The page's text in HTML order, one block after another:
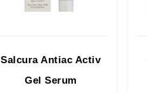
Salcura Antiac Activ
Gel Serum